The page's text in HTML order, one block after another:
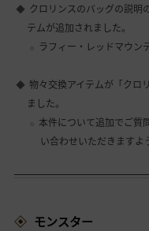
クロリンスのバッグの説明
テムが追加されました。
ラフィー・レッドマウン
物々交換アイテムが「クロ
ました。
本件について追加でご質
い合わせいただきますよ
モンスター